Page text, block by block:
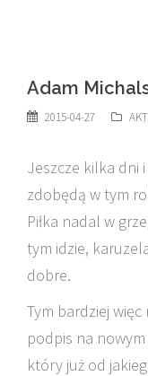
Adam
2015-04-27
Jeszcze kilka dni
zdobędą w tym
Piłka nadal w
tym idzie,
dobre.
Tym bardziej
podpis na
który już od